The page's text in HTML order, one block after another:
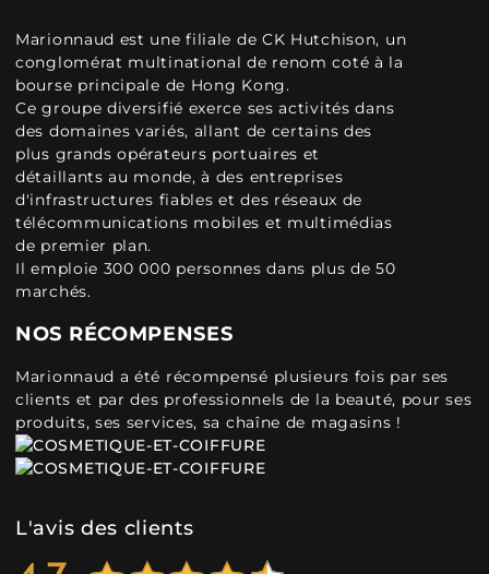
Marionnaud est une filiale de CK Hutchison, un
conglomérat multinational de renom coté à la
bourse principale de Hong Kong.
Ce groupe diversifié exerce ses activités dans
des domaines variés, allant de certains des
plus grands opérateurs portuaires et
détaillants au monde, à des entreprises
d'infrastructures fiables et des réseaux de
télécommunications mobiles et multimédias
de premier plan.
Il emploie 300 000 personnes dans plus de 50
marchés.
NOS RÉCOMPENSES
Marionnaud a été récompensé plusieurs fois par ses
clients et par des professionnels de la beauté, pour ses
produits, ses services, sa chaîne de magasins !
L'avis des clients